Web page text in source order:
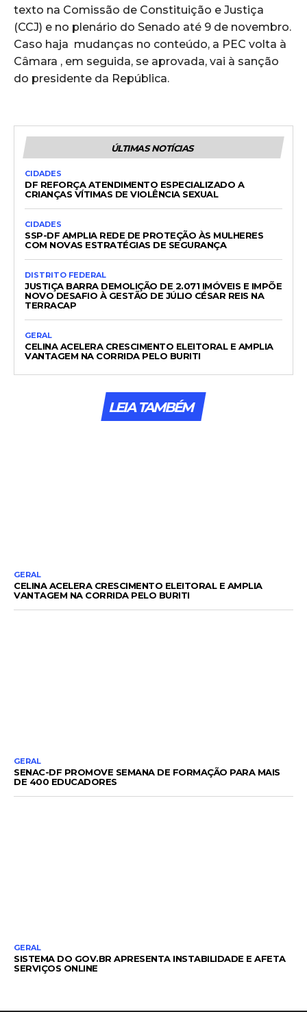
texto na Comissão de Constituição e Justiça
(CCJ) e no plenário do Senado até 9 de novembro.
Caso haja mudanças no conteúdo, a PEC volta à
Câmara , em seguida, se aprovada, vai à sanção
do presidente da República.
ÚLTIMAS NOTÍCIAS
CIDADES
DF REFORÇA ATENDIMENTO ESPECIALIZADO A
CRIANÇAS VÍTIMAS DE VIOLÊNCIA SEXUAL
CIDADES
SSP-DF AMPLIA REDE DE PROTEÇÃO ÀS MULHERES
COM NOVAS ESTRATÉGIAS DE SEGURANÇA
DISTRITO FEDERAL
JUSTIÇA BARRA DEMOLIÇÃO DE 2.071 IMÓVEIS E IMPÕE
NOVO DESAFIO À GESTÃO DE JÚLIO CÉSAR REIS NA
TERRACAP
GERAL
CELINA ACELERA CRESCIMENTO ELEITORAL E AMPLIA
VANTAGEM NA CORRIDA PELO BURITI
LEIA TAMBÉM
GERAL
CELINA ACELERA CRESCIMENTO ELEITORAL E AMPLIA
VANTAGEM NA CORRIDA PELO BURITI
GERAL
SENAC-DF PROMOVE SEMANA DE FORMAÇÃO PARA MAIS
DE 400 EDUCADORES
GERAL
SISTEMA DO GOV.BR APRESENTA INSTABILIDADE E AFETA
SERVIÇOS ONLINE